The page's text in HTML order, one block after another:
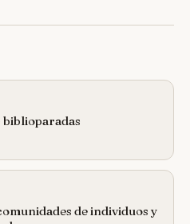
biblioparadas
de individuos y